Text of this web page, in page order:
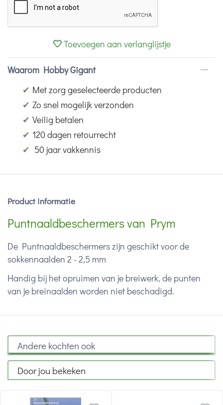
Toevoegen aan verlanglijstje
Waarom Hobby Gigant
✔ Met zorg geselecteerde producten
✔ Zo snel mogelijk verzonden
✔ Veilig betalen
✔ 120 dagen retourrecht
✔ 50 jaar vakkennis
Product informatie
Puntnaaldbeschermers van Prym
De Puntnaaldbeschermers zijn geschikt voor de
sokkennaalden 2 - 2,5 mm
Handig bij het opruimen van je breiwerk, de punten
van je breinaalden worden niet beschadigd.
Andere kochten ook
Door jou bekeken